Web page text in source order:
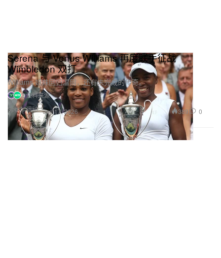
Sports 运动
Serena 与 Venus Williams 再度联手征战
Wimbledon 双打
Williams 姐妹回归温网，还有未完成的传奇。
2 资料来源
Jun 17, 2026
389 0